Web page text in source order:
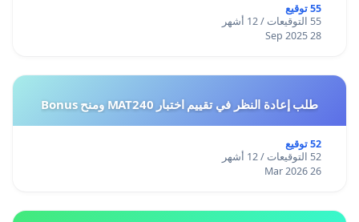
55 توقيع
55 التوقيعات / 12 أشهر
28 Sep 2025
طلب إعادة النظر في تقييم اختبار MAT240 ومنح Bonus
52 توقيع
52 التوقيعات / 12 أشهر
26 Mar 2026